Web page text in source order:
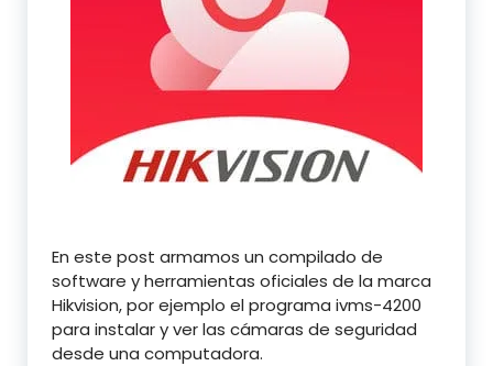
En este post armamos un compilado de
software y herramientas oficiales de la marca
Hikvision, por ejemplo el programa ivms-4200
para instalar y ver las cámaras de seguridad
desde una computadora.